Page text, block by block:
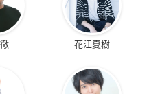
花江夏樹